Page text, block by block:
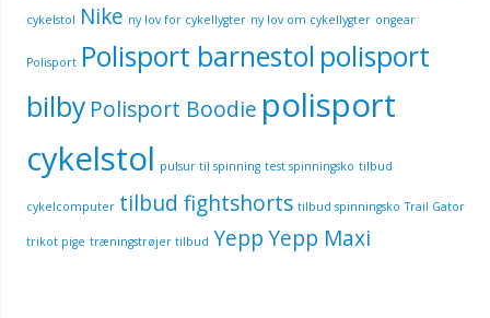
cykelstol Nike ny lov for cykellygter ny lov om cykellygter ongear
Polisport Polisport barnestol polisport
bilby Polisport Boodie polisport
cykelstol pulsur til spinning test spinningsko tilbud
cykelcomputer tilbud fightshorts tilbud spinningsko Trail Gator
trikot pige træningstrøjer tilbud YeppYepp Maxi